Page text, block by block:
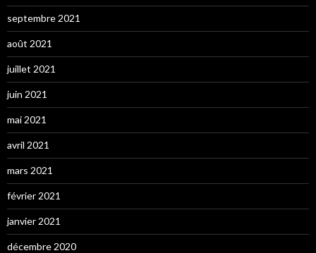
septembre 2021
août 2021
juillet 2021
juin 2021
mai 2021
avril 2021
mars 2021
février 2021
janvier 2021
décembre 2020